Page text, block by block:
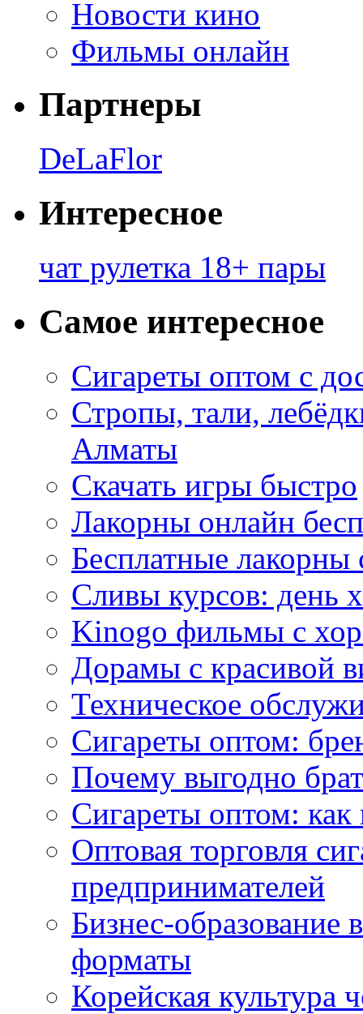
Новости кино
Фильмы онлайн
Партнеры
DeLaFlor
Интересное
чат рулетка 18+ пары
Самое интересное
Сигареты оптом с
Стропы, тали,
Алматы
Скачать игры быстро
Лакорны онлайн
Бесплатные лакорны
Сливы курсов: день
Kinogo фильмы с
Дорамы с красивой
Техническое
Сигареты оптом:
Почему выгодно
Сигареты оптом: как
Оптовая торговля
предпринимателей
Бизнес-образование
форматы
Корейская культура